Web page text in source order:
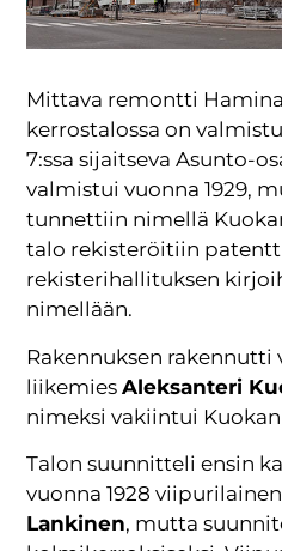
Mittava remontti
kerrostalossa on
7:ssa sijaitseva Asunto-
valmistui vuonna 1929,
tunnettiin nimellä
talo rekisteröitiin
rekisterihallituksen
nimellään.
Rakennuksen rakennutti
liikemiesAleksanteri
nimeksi vakiintui
Talon suunnitteli ensin
vuonna 1928
Lankinen, mutta